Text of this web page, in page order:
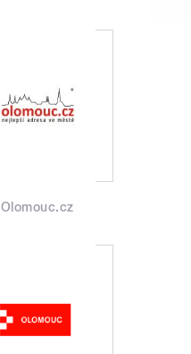
Olomouc.cz